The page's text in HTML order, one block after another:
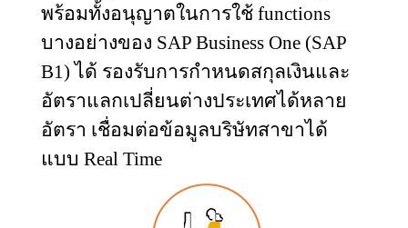
พร้อมทั้งอนุญาตในการใช้ functions
บางอย่างของ SAP Business One (SAP
B1) ได้ รองรับการกำหนดสกุลเงินและ
อัตราแลกเปลี่ยนต่างประเทศได้หลาย
อัตรา เชื่อมต่อข้อมูลบริษัทสาขาได้
แบบ Real Time